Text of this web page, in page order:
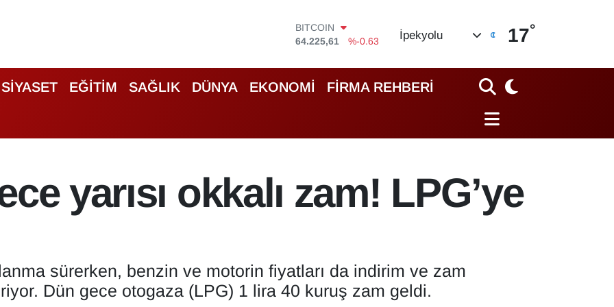
64.225,61
DOLAR
47,7143
55,0317
STERLİN
İpekyolu 17°
SİYASET EĞİTİM SAĞLIK DÜNYA EKONOMİ FİRMA REHBERİ
yarısı okkalı zam! LPG’ye
sürerken, benzin ve motorin fiyatları da indirim ve zam
Dün gece otogaza (LPG) 1 lira 40 kuruş zam geldi.